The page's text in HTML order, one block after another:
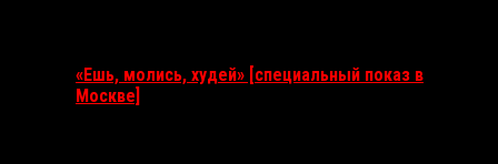
«Ешь, молись, худей» [специальный показ в
Москве]